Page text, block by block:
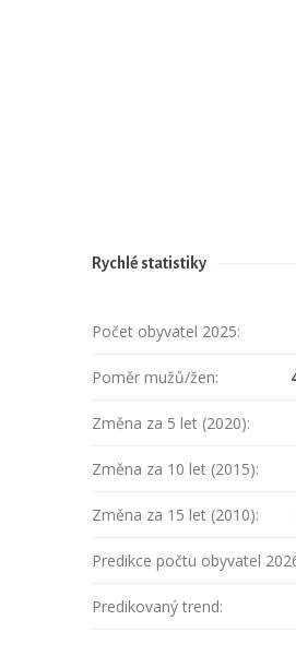
Rychlé statistiky
Počet obyvatel 2025:
Poměr mužů/žen:
Změna za 5 let (2020):
Změna za 10 let (2015):
Změna za 15 let (2010):
Predikce počtu obyvatel
Predikovaný trend: